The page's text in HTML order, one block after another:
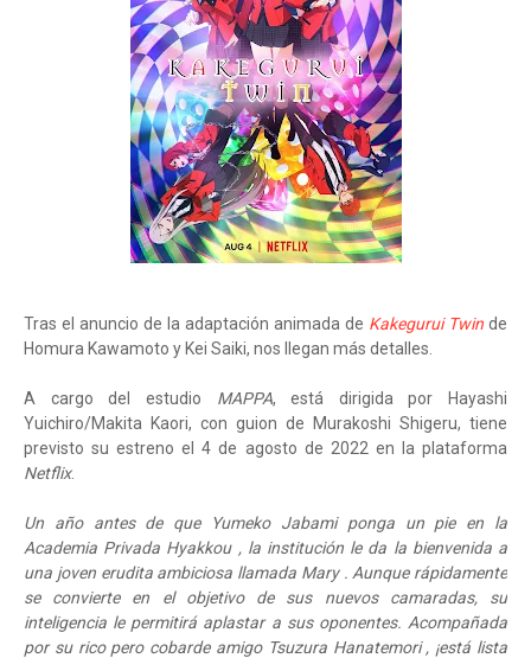
Tras el anuncio de la adaptación animada de Kakegurui Twin de
Homura Kawamoto y Kei Saiki, nos llegan más detalles.
A cargo del estudio MAPPA, está dirigida por Hayashi
Yuichiro/Makita Kaori, con guion de Murakoshi Shigeru, tiene
previsto su estreno el 4 de agosto de 2022 en la plataforma
Netflix.
Un año antes de que Yumeko Jabami ponga un pie en la
Academia Privada Hyakkou , la institución le da la bienvenida a
una joven erudita ambiciosa llamada Mary . Aunque rápidamente
se convierte en el objetivo de sus nuevos camaradas, su
inteligencia le permitirá aplastar a sus oponentes. Acompañada
por su rico pero cobarde amigo Tsuzura Hanatemori , ¡está lista